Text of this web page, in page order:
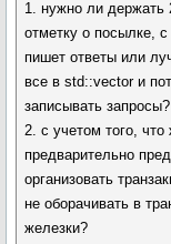
1. нужно ли
отметку о посылке, с
пишет ответы или
все в std::vector и
записывать запросы?
2. с учетом того,
предварительно
организовать
не оборачивать в
железки?